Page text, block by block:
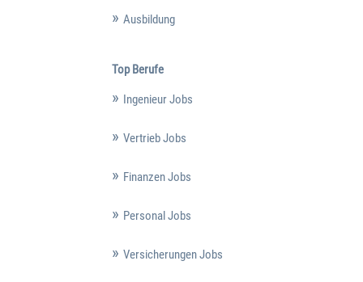
Ausbildung
Top Berufe
Ingenieur Jobs
Vertrieb Jobs
Finanzen Jobs
Personal Jobs
Versicherungen Jobs